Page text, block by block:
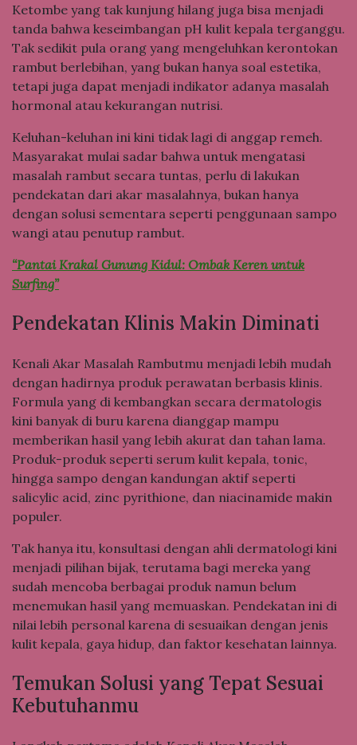
Ketombe yang tak kunjung hilang juga bisa menjadi
tanda bahwa keseimbangan pH kulit kepala terganggu.
Tak sedikit pula orang yang mengeluhkan kerontokan
rambut berlebihan, yang bukan hanya soal estetika,
tetapi juga dapat menjadi indikator adanya masalah
hormonal atau kekurangan nutrisi.
Keluhan-keluhan ini kini tidak lagi di anggap remeh.
Masyarakat mulai sadar bahwa untuk mengatasi
masalah rambut secara tuntas, perlu di lakukan
pendekatan dari akar masalahnya, bukan hanya
dengan solusi sementara seperti penggunaan sampo
wangi atau penutup rambut.
“Pantai Krakal Gunung Kidul: Ombak Keren untuk
Surfing”
Pendekatan Klinis Makin Diminati
Kenali Akar Masalah Rambutmu menjadi lebih mudah
dengan hadirnya produk perawatan berbasis klinis.
Formula yang di kembangkan secara dermatologis
kini banyak di buru karena dianggap mampu
memberikan hasil yang lebih akurat dan tahan lama.
Produk-produk seperti serum kulit kepala, tonic,
hingga sampo dengan kandungan aktif seperti
salicylic acid, zinc pyrithione, dan niacinamide makin
populer.
Tak hanya itu, konsultasi dengan ahli dermatologi kini
menjadi pilihan bijak, terutama bagi mereka yang
sudah mencoba berbagai produk namun belum
menemukan hasil yang memuaskan. Pendekatan ini di
nilai lebih personal karena di sesuaikan dengan jenis
kulit kepala, gaya hidup, dan faktor kesehatan lainnya.
Temukan Solusi yang Tepat Sesuai
Kebutuhanmu